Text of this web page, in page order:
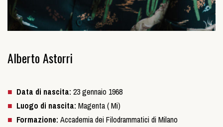
Alberto Astorri
Data di nascita: 23 gennaio 1968
Luogo di nascita: Magenta ( Mi)
Formazione: Accademia dei Filodrammatici di Milano